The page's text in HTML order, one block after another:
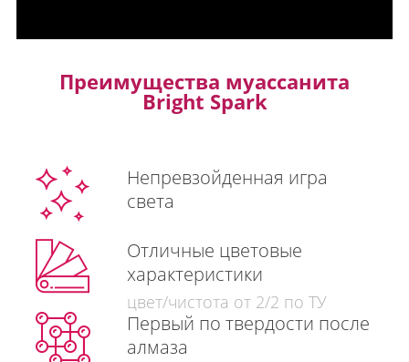
Преимущества муассанита
Bright Spark
Непревзойденная игра
света
Отличные цветовые
характеристики
цвет/чистота от 2/2 по ТУ
Первый по твердости после
алмаза